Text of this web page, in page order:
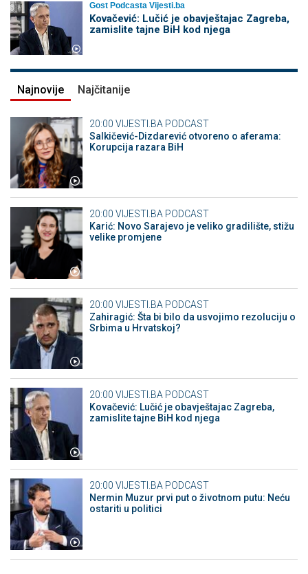
Gost Podcasta Vijesti.ba
Kovačević: Lučić je obavještajac Zagreba,
zamislite tajne BiH kod njega
Najnovije Najčitanije
20:00 VIJESTI.BA PODCAST
Salkičević-Dizdarević otvoreno o aferama:
Korupcija razara BiH
20:00 VIJESTI.BA PODCAST
Karić: Novo Sarajevo je veliko gradilište, stižu
velike promjene
20:00 VIJESTI.BA PODCAST
Zahiragić: Šta bi bilo da usvojimo rezoluciju o
Srbima u Hrvatskoj?
20:00 VIJESTI.BA PODCAST
Kovačević: Lučić je obavještajac Zagreba,
zamislite tajne BiH kod njega
20:00 VIJESTI.BA PODCAST
Nermin Muzur prvi put o životnom putu: Neću
ostariti u politici